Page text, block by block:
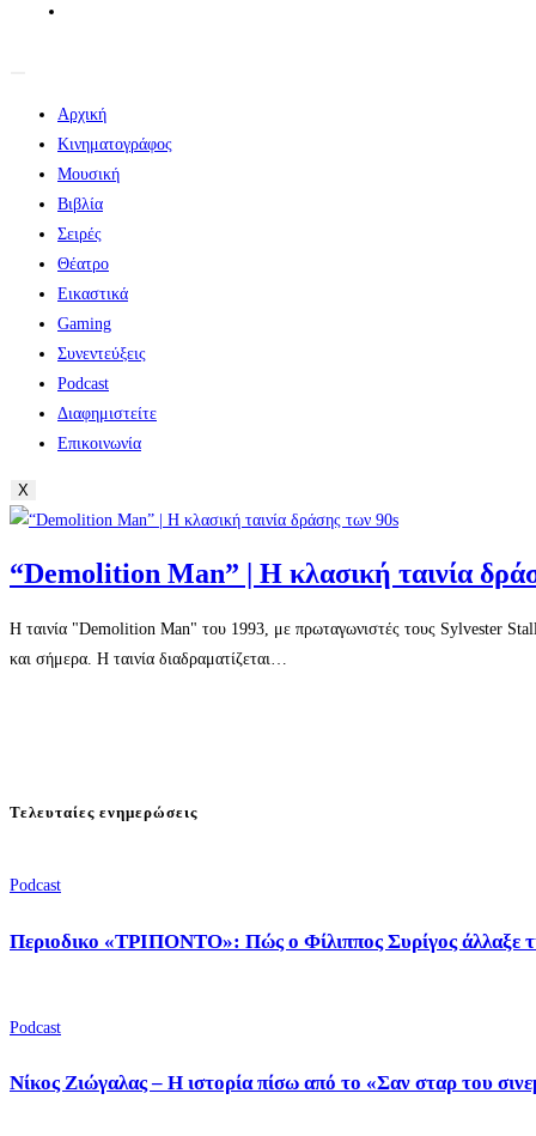
Αρχική
Κινηματογράφος
Μουσική
Βιβλία
Σειρές
Θέατρο
Εικαστικά
Gaming
Συνεντεύξεις
Podcast
Διαφημιστείτε
Επικοινωνία
X
“Demolition Man” | Η κλασική ταινία
Η ταινία "Demolition Man" του 1993, με πρωταγωνιστές τους Sylvester
και σήμερα. Η ταινία διαδραματίζεται…
Τελευταίες ενημερώσεις
Podcast
Περιοδικο «ΤΡΙΠΟΝΤΟ»: Πώς ο Φίλιππος Συρίγος άλλαξε
Podcast
Νίκος Ζιώγαλας – Η ιστορία πίσω από το «Σαν σταρ του